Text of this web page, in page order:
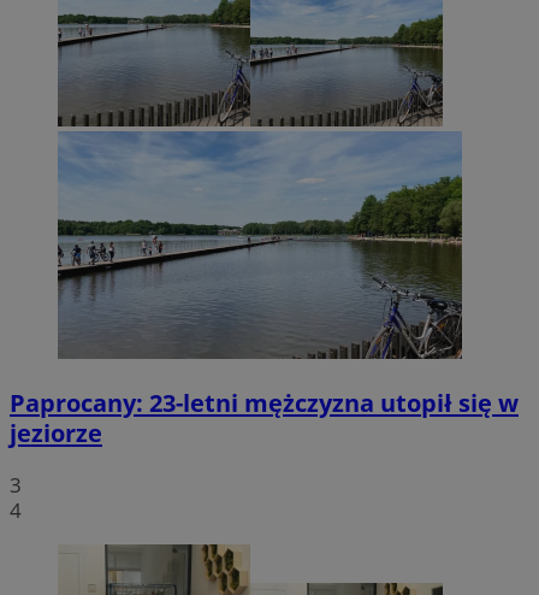
Paprocany: 23-letni mężczyzna utopił się w
jeziorze
3
4